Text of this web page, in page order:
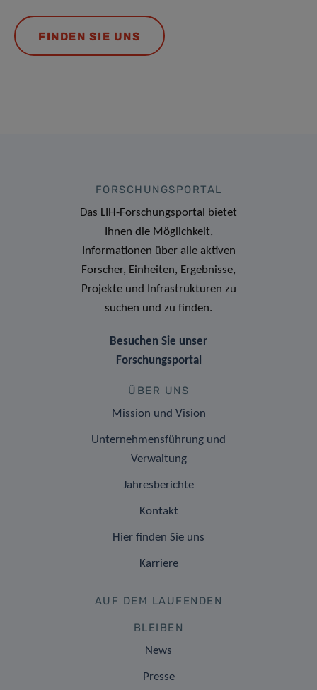
FINDEN SIE UNS
FORSCHUNGSPORTAL
Das LIH-Forschungsportal bietet
Ihnen die Möglichkeit,
Informationen über alle aktiven
Forscher, Einheiten, Ergebnisse,
Projekte und Infrastrukturen zu
suchen und zu finden.
Besuchen Sie unser
Forschungsportal
ÜBER UNS
Mission und Vision
Unternehmensführung und
Verwaltung
Jahresberichte
Kontakt
Hier finden Sie uns
Karriere
AUF DEM LAUFENDEN
BLEIBEN
News
Presse